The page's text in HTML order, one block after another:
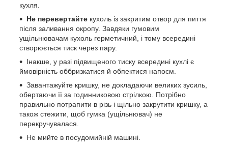
кухля.
Не перевертайте кухоль із закритим отвор для пиття
після заливання окропу. Завдяки гумовим
ущільнювачам кухоль герметичний, і тому всередині
створюється тиск через пару.
Інакше, у разі підвищеного тиску всередині кухлі є
ймовірність оббризкатися й обпектися напоєм.
Завантажуйте кришку, не докладаючи великих зусиль,
обертаючи її за годинниковою стрілкою. Потрібно
правильно потрапити в різь і щільно закрутити кришку, а
також стежити, щоб гумка (ущільнювач) не
перекручувалася.
Не мийте в посудомийній машині.